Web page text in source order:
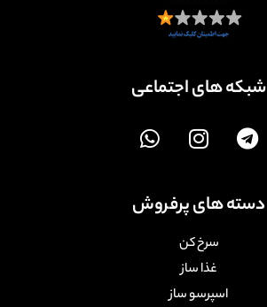
دسته های پرفروش
سرخ کن
غذا ساز
اسپرسو ساز
شبکه های اجتماعی